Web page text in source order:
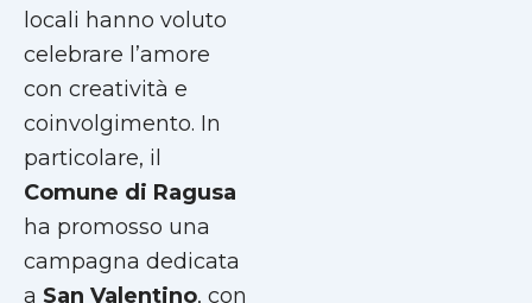
locali hanno voluto
celebrare l’amore
con creatività e
coinvolgimento. In
particolare, il
Comune di Ragusa
ha promosso una
campagna dedicata
a San Valentino, con